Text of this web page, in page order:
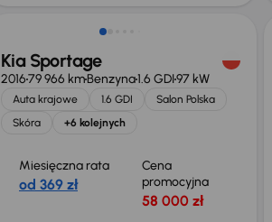
Kia Sportage
201679 966 kmBenzyna1.6 GDI97 kW
Auta krajowe 1.6 GDI
Salon Polska
Skóra
+6 kolejnych
Miesięczna rata
od 369 zł
Cena
promocyjna
58 000 zł